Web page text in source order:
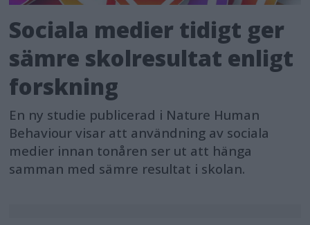
Sociala medier tidigt ger
sämre skolresultat enligt
forskning
En ny studie publicerad i Nature Human
Behaviour visar att användning av sociala
medier innan tonåren ser ut att hänga
samman med sämre resultat i skolan.